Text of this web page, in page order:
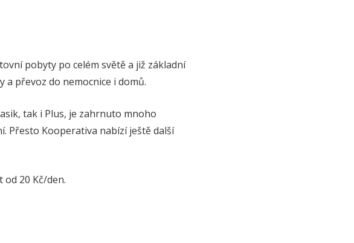
pobyty po celém světě a již základní
převoz do nemocnice i domů.
tak i Plus, je zahrnuto mnoho
Přesto Kooperativa nabízí ještě další
20 Kč/den.